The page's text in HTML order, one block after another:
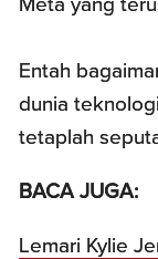
Entah
dunia
tetaplah
BACA JUGA:
Lemari Kylie